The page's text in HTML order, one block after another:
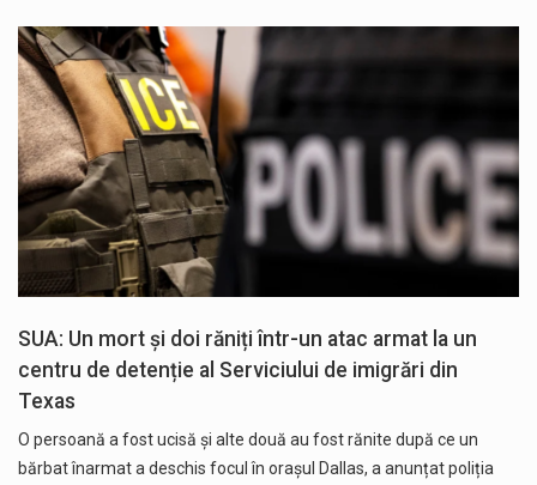
SUA: Un mort și doi răniți într-un atac armat la un
centru de detenție al Serviciului de imigrări din
Texas
O persoană a fost ucisă și alte două au fost rănite după ce un
bărbat înarmat a deschis focul în orașul Dallas, a anunțat poliția